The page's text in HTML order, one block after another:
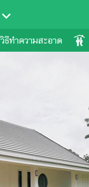
วิธีทำความสะอาด